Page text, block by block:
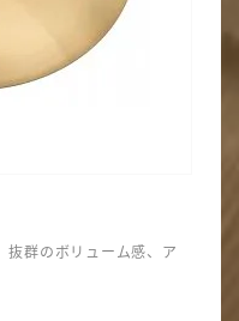
抜群のボリューム感、ア